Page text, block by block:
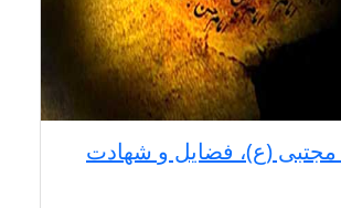
(ع)، فضایل و شهادت